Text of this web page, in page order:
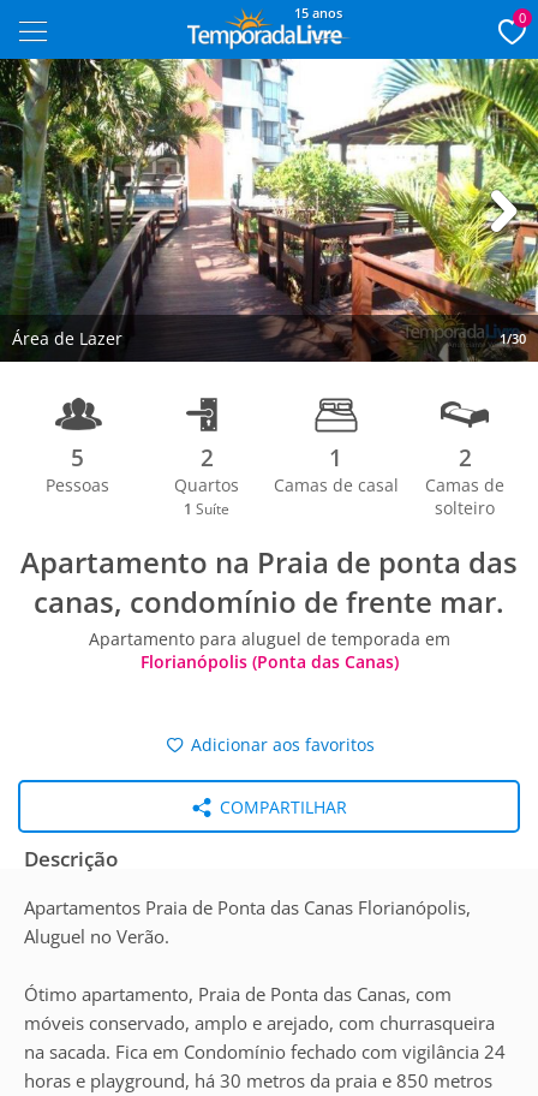
15 anos 0
Área de Lazer 1/30
Next
5
Pessoas
2
Quartos
1 Suíte
1
Camas de casal
2
Camas de
solteiro
Apartamento na Praia de ponta das
canas, condomínio de frente mar.
Apartamento para aluguel de temporada em
Florianópolis (Ponta das Canas)
Adicionar aos favoritos
COMPARTILHAR
Descrição
Apartamentos Praia de Ponta das Canas Florianópolis,
Aluguel no Verão.
Ótimo apartamento, Praia de Ponta das Canas, com
móveis conservado, amplo e arejado, com churrasqueira
na sacada. Fica em Condomínio fechado com vigilância 24
horas e playground, há 30 metros da praia e 850 metros